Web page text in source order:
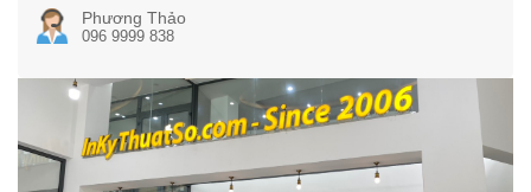
Phương Thảo
096 9999 838